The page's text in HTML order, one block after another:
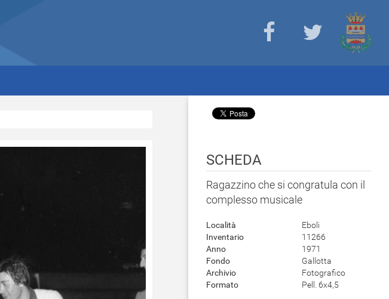
SCHEDA
Ragazzino che si congratula con il
complesso musicale
Località
Eboli
Inventario
11266
Anno
1971
Fondo
Gallotta
Archivio
Fotografico
Formato
Pell. 6x4,5